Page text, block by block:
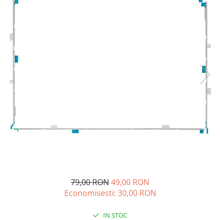
A2289 (Retina 13” 2020)
A2338 (M1/M2 13” 2020-2022)
A2442 (M1 14” 2021)
A2485 (M1 16” 2021)
A2779 (M2 14” 2023)
A2918 (M3 14” 2023)
Top Piese Mac
Baterii MacBook
79,00 RON49,00 RON
Economisesti: 30,00 RON
IN STOC